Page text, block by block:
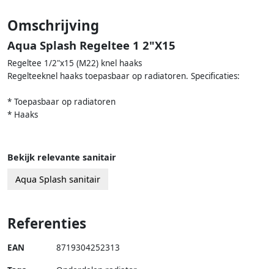
Omschrijving
Aqua Splash Regeltee 1 2"X15
Regeltee 1/2"x15 (M22) knel haaks
Regelteeknel haaks toepasbaar op radiatoren. Specificaties:
* Toepasbaar op radiatoren
* Haaks
Bekijk relevante sanitair
Aqua Splash sanitair
Referenties
EAN 8719304252313